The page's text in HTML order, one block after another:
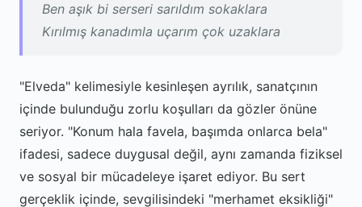
Ben aşık bi serseri sarıldım sokaklara
Kırılmış kanadımla uçarım çok uzaklara
"Elveda" kelimesiyle kesinleşen ayrılık, sanatçının
içinde bulunduğu zorlu koşulları da gözler önüne
seriyor. "Konum hala favela, başımda onlarca bela"
ifadesi, sadece duygusal değil, aynı zamanda fiziksel
ve sosyal bir mücadeleye işaret ediyor. Bu sert
gerçeklik içinde, sevgilisindeki "merhamet eksikliği"